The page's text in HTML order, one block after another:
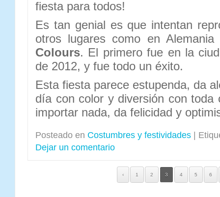
fiesta para todos!
Es tan genial es que intentan
otros lugares como en
Colours. El primero fue en la
de 2012, y fue todo un éxito.
Esta fiesta parece estupenda, da
día con color y diversión con toda
importar nada, da felicidad y
Posteado en Costumbres y festividades
Dejar un comentario
‹ 1 2 3 4 5 6